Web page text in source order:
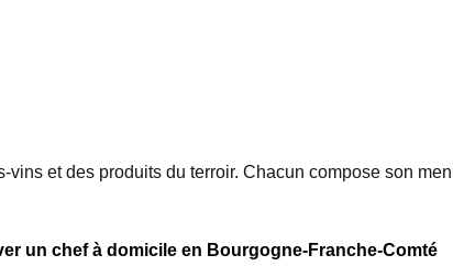
et des produits du terroir. Chacun compose son
un chef à domicile en Bourgogne-Franche-Comté